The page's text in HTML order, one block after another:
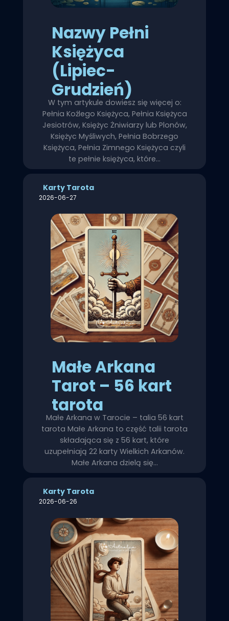
Nazwy Pełni
Księżyca
(Lipiec-
Grudzień)
W tym artykule dowiesz się więcej o:
Pełnia Koźlego Księżyca, Pełnia Księżyca
Jesiotrów, Księżyc Żniwiarzy lub Plonów,
Księżyc Myśliwych, Pełnia Bobrzego
Księżyca, Pełnia Zimnego Księżyca czyli
te pełnie księżyca, które…
Karty Tarota
2026-06-27
Małe Arkana
Tarot – 56 kart
tarota
Małe Arkana w Tarocie – talia 56 kart
tarota Małe Arkana to część talii tarota
składająca się z 56 kart, które
uzupełniają 22 karty Wielkich Arkanów.
Małe Arkana dzielą się…
Karty Tarota
2026-06-26